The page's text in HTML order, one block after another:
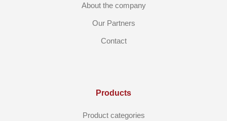
About the company
Our Partners
Contact
Products
Product categories